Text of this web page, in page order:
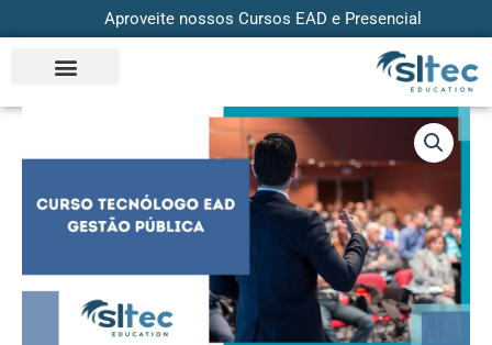
to
content
Aproveite nossos Cursos EAD e Presencial
Tecnólogo
Gestão